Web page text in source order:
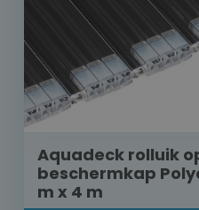
Aquadeck rolluik
beschermkap
m x 4 m